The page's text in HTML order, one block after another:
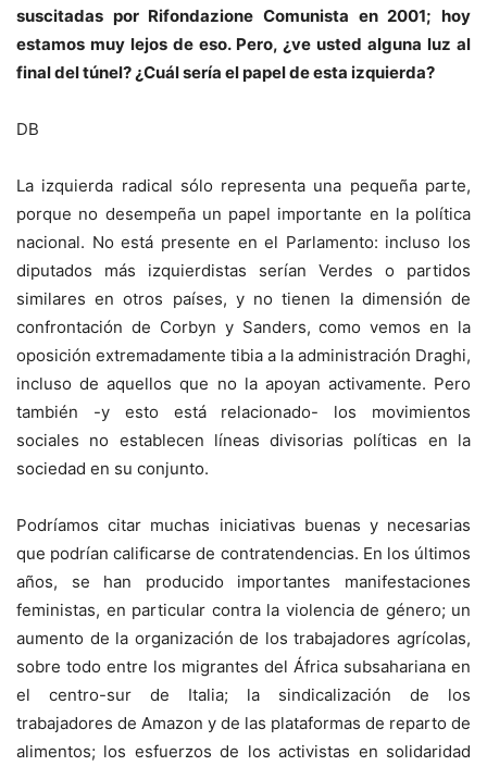
suscitadas por Rifondazione Comunista en 2001; hoy
estamos muy lejos de eso. Pero, ¿ve usted alguna luz al
final del túnel? ¿Cuál sería el papel de esta izquierda?
DB
La izquierda radical sólo representa una pequeña parte,
porque no desempeña un papel importante en la política
nacional. No está presente en el Parlamento: incluso los
diputados más izquierdistas serían Verdes o partidos
similares en otros países, y no tienen la dimensión de
confrontación de Corbyn y Sanders, como vemos en la
oposición extremadamente tibia a la administración Draghi,
incluso de aquellos que no la apoyan activamente. Pero
también -y esto está relacionado- los movimientos
sociales no establecen líneas divisorias políticas en la
sociedad en su conjunto.
Podríamos citar muchas iniciativas buenas y necesarias
que podrían calificarse de contratendencias. En los últimos
años, se han producido importantes manifestaciones
feministas, en particular contra la violencia de género; un
aumento de la organización de los trabajadores agrícolas,
sobre todo entre los migrantes del África subsahariana en
el centro-sur de Italia; la sindicalización de los
trabajadores de Amazon y de las plataformas de reparto de
alimentos; los esfuerzos de los activistas en solidaridad